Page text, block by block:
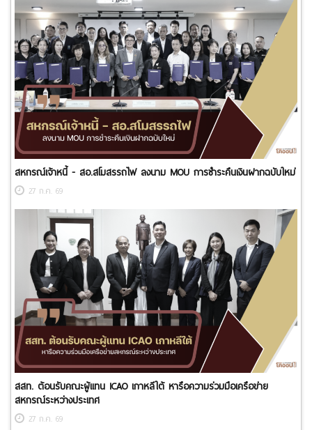
สหกรณ์เจ้าหนี้ - สอ.สโมสรรถไฟ ลงนาม MOU การชำระคืนเงินฝากฉบับใหม่
27 ก.ค. 69
สสท. ต้อนรับคณะผู้แทน ICAO เกาหลีใต้ หารือความร่วมมือเครือข่าย
สหกรณ์ระหว่างประเทศ
27 ก.ค. 69